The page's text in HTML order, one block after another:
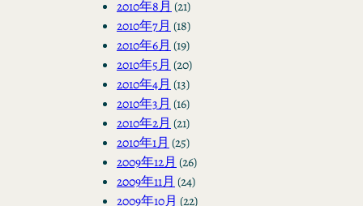
2010年8月 (21)
2010年7月 (18)
2010年6月 (19)
2010年5月 (20)
2010年4月 (13)
2010年3月 (16)
2010年2月 (21)
2010年1月 (25)
2009年12月 (26)
2009年11月 (24)
2009年10月 (22)